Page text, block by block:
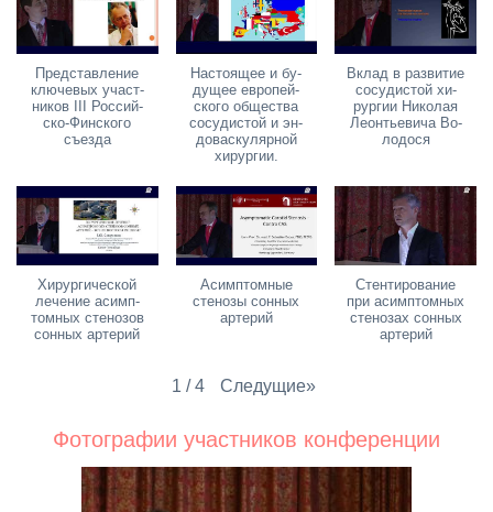
Пред­став­ле­ние
клю­че­вых участ­
ни­ков III Рос­сий­
ско-Фин­ско­го
съез­да
На­сто­я­щее и бу­
ду­щее ев­ро­пей­
ско­го об­ще­ства
со­су­ди­стой и эн­
до­вас­ку­ляр­ной
хи­рур­гии.
Вклад в раз­ви­тие
со­су­ди­стой хи­
рур­гии Ни­ко­лая
Леон­тье­ви­ча Во­
ло­до­ся
Хи­рур­ги­че­ской
ле­че­ние асимп­
том­ных сте­но­зов
сон­ных ар­те­рий
Асимп­том­ные
сте­но­зы сон­ных
ар­те­рий
Стен­ти­ро­ва­ние
при асимп­том­ных
сте­но­зах сон­ных
ар­те­рий
1 / 4 Сле­ду­щие»
Фо­то­гра­фии участ­ни­ков кон­фе­рен­ции